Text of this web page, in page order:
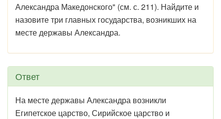
Александра Македонского" (см. с. 211). Найдите и
назовите три главных государства, возникших на
месте державы Александра.
Ответ
На месте державы Александра возникли
Египетское царство, Сирийское царство и